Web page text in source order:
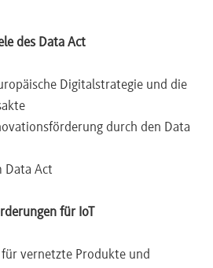
des Data Act
Digitalstrategie und die
durch den Data
Data Act
für IoT
vernetzte Produkte und